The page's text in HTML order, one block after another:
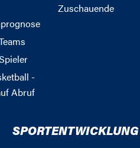
-
Abruf
Zuschauende
SPORTENTWICKLUNG